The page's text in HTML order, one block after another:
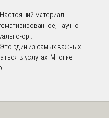
Настоящий материал
научно-
ор...
Это один из самых важных
в услугах. Многие